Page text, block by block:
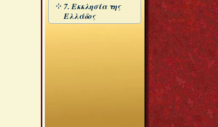
7. Εκκλησία της
Ελλάδος